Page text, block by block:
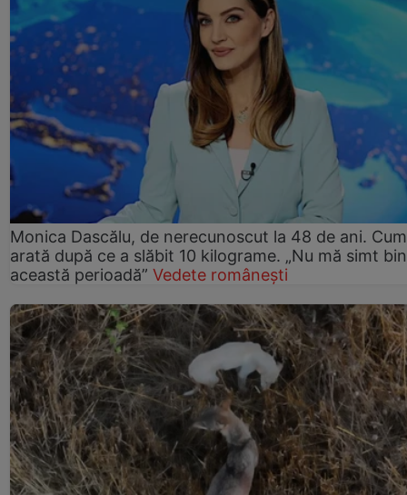
Monica Dascălu, de nerecunoscut la 48 de ani. Cum
arată după ce a slăbit 10 kilograme. „Nu mă simt
această perioadă” Vedete românești